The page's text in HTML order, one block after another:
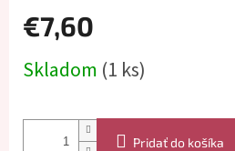
€7,60
cena:
Skladom (1 ks)
Pridať do košíka